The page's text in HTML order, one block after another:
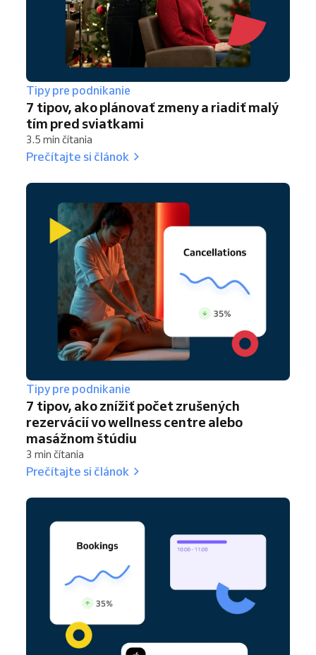
Tipy pre podnikanie
7 tipov, ako plánovať zmeny a riadiť malý
tím pred sviatkami
3.5 min čítania
Prečítajte si článok
Tipy pre podnikanie
7 tipov, ako znížiť počet zrušených
rezervácií vo wellness centre alebo
masážnom štúdiu
3 min čítania
Prečítajte si článok